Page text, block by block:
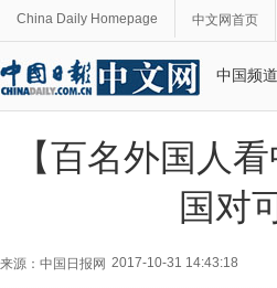
China Daily Homepage 中文网首页
中国频道
【百名外国人
国对
来源：中国日报网 2017-10-31 14:43:18